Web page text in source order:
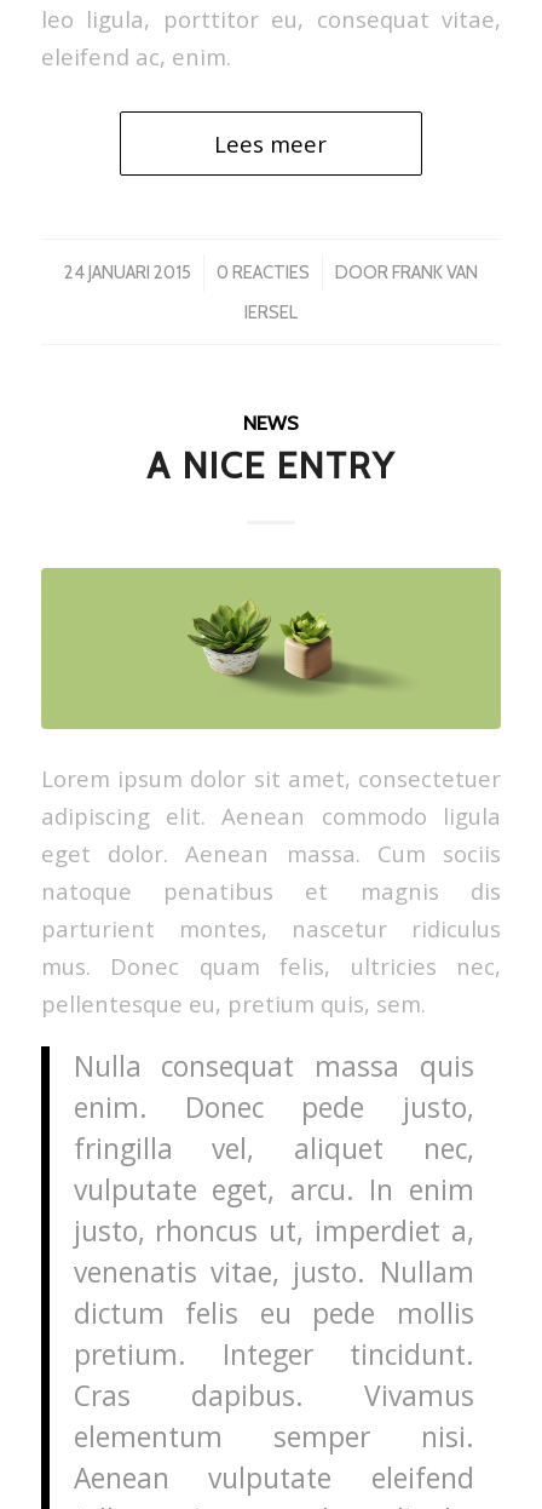
leo ligula, porttitor eu, consequat vitae,
eleifend ac, enim.
Lees meer
24 JANUARI 2015
/ 0 REACTIES
/ DOORFRANK VAN
IERSEL
NEWS
A NICE ENTRY
Lorem ipsum dolor sit amet, consectetuer
adipiscing elit. Aenean commodo ligula
eget dolor. Aenean massa. Cum sociis
natoque penatibus et magnis dis
parturient montes, nascetur ridiculus
mus. Donec quam felis, ultricies nec,
pellentesque eu, pretium quis, sem.
Nulla consequat massa quis
enim. Donec pede justo,
fringilla vel, aliquet nec,
vulputate eget, arcu. In enim
justo, rhoncus ut, imperdiet a,
venenatis vitae, justo. Nullam
dictum felis eu pede mollis
pretium. Integer tincidunt.
Cras dapibus. Vivamus
elementum semper nisi.
Aenean vulputate eleifend